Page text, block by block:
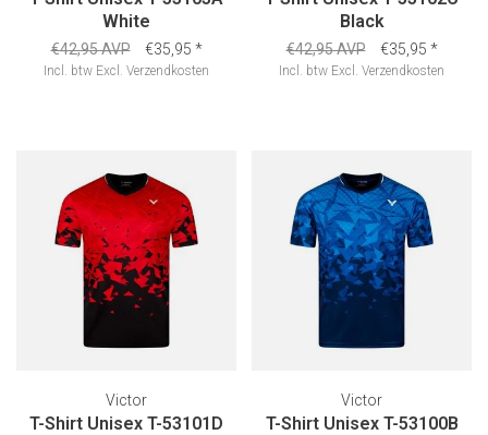
White
€42,95 AVP €35,95 *
Incl. btw Excl. Verzendkosten
Black
€42,95 AVP €35,95 *
Incl. btw Excl. Verzendkosten
Victor
T-Shirt Unisex T-53101D
Victor
T-Shirt Unisex T-53100B